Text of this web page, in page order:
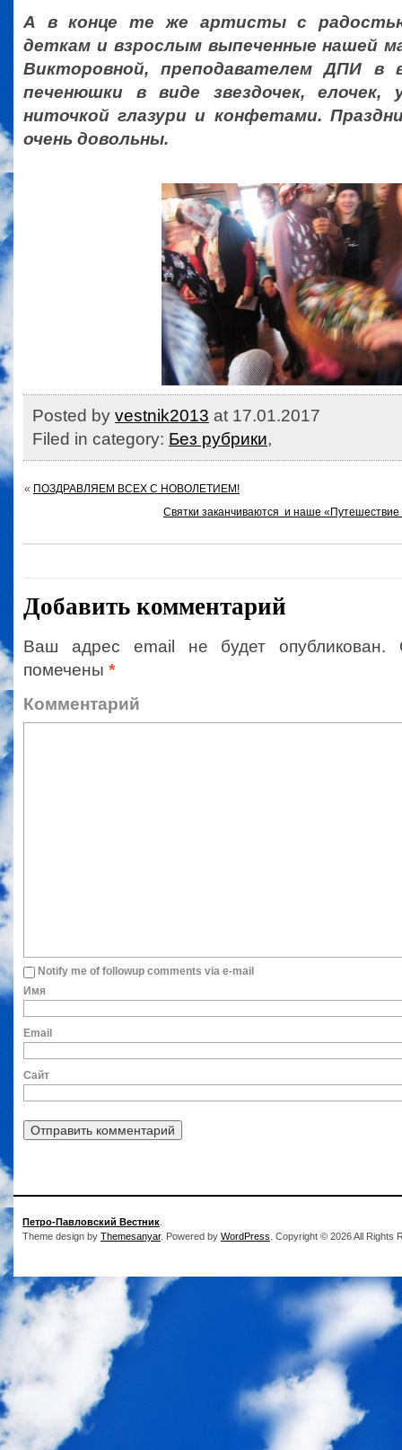
А в конце те же артисты с
деткам и взрослым выпеченные нашей
Викторовной, преподавателем ДПИ в
печенюшки в виде звездочек, елочек,
ниточкой глазури и конфетами.
очень довольны.
Posted by vestnik2013 at 17.01.2017
Filed in category: Без рубрики,
« ПОЗДРАВЛЯЕМ ВСЕХ С НОВОЛЕТИЕМ!
Святки заканчиваются и наше «Путешествие
Добавить комментарий
Ваш адрес email не будет опубликован.
помечены *
Notify me of followup comments via e-mail
Сайт
Петро-Павловский Вестник
Theme design by Themesanyar. Powered by WordPress . Copyright © 2026 All Rights